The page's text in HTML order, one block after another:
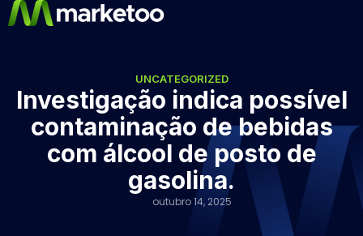
UNCATEGORIZED
Investigação indica possível
contaminação de bebidas
com álcool de posto de
gasolina.
outubro 14, 2025